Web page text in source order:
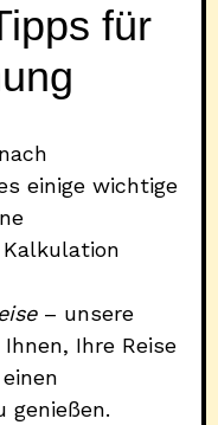
für
einige wichtige
– unsere
Ihre Reise